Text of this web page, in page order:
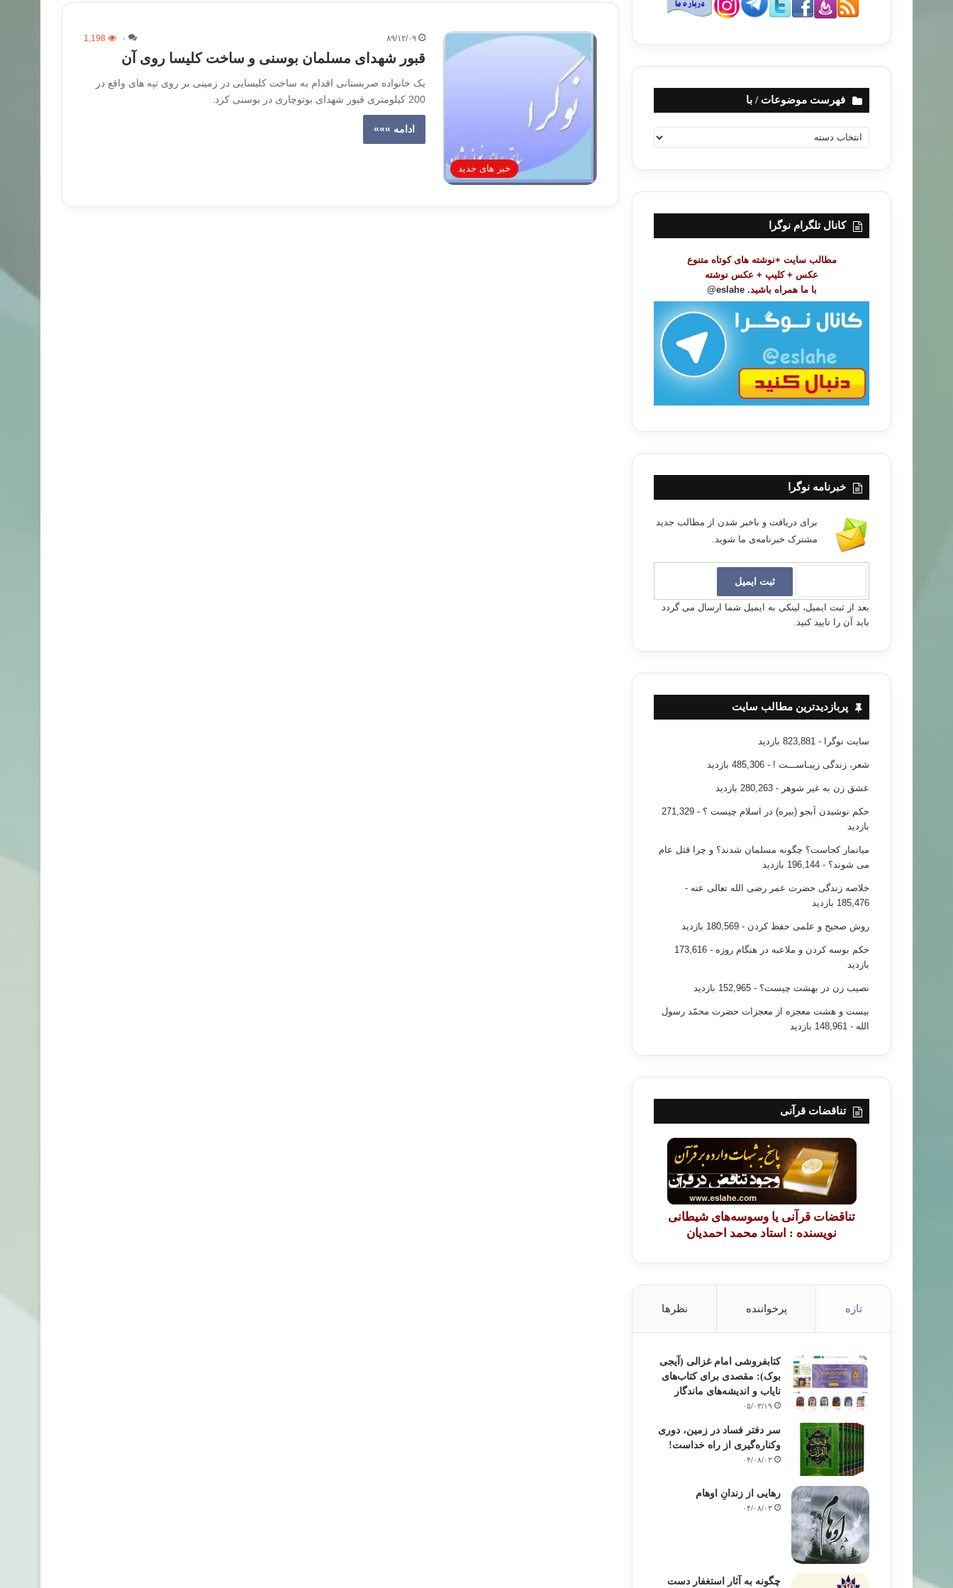
خبر های جدید
۸۹/۱۲/۰۹ ۰ 1,198
قبور شهدای مسلمان بوسنی و ساخت کلیسا روی آن
یک خانواده صربستانی اقدام به ساخت کلیسایی در زمینی بر روی تپه های واقع در
200 کیلومتری قبور شهدای بوتوچاری در بوسنی کرد.
ادامه »»»
فهرست موضوعات / با
ه
ت
ض
کانال تلگرام نوگرا
مطالب سایت +نوشته های کوتاه متنوع
عکس + کلیپ + عکس نوشته
با ما همراه باشید. eslahe@
خبرنامه نوگرا
برای دریافت و باخبر شدن از مطالب جدید
مشترک خبرنامه‌ی ما شوید.
بعد از ثبت ایمیل، لینکی به ایمیل شما ارسال می گردد
باید آن را تایید کنید.
پربازدیدترین مطالب سایت
سایت نوگرا - 823,881 بازدید
شعر، زندگی زیبـاســـت ! - 485,306 بازدید
عشق زن به غیر شوهر - 280,263 بازدید
حکم نوشیدن آبجو (بیره) در اسلام چیست ؟
- 271,329
بازدید
میانمار کجاست؟ چگونه مسلمان شدند؟ و چرا قتل عام
می شوند؟ - 196,144 بازدید
خلاصه زندگی حضرت عمر رضی الله تعالی عنه -
185,476 بازدید
روش صحیح و علمی حفظ کردن - 180,569 بازدید
حکم بوسه کردن و ملاعبه در هنگام روزه
- 173,616
بازدید
نصیب زن در بهشت چیست؟ - 152,965 بازدید
بیست و هشت معجزه از معجزات حضرت محمّد رسول
الله - 148,961 بازدید
تناقضات قرآنی
تناقضات قرآنی یا وسوسه‌های شیطانی
نویسنده : استاد محمد احمدیان
تازه پرخواننده نظرها
کتابفروشی امام غزالی (آیجی
بوک): مقصدی برای کتاب‌های
نایاب و اندیشه‌های ماندگار
۰۵/۰۳/۱۹
سر دفتر فساد در زمین‌، دوری
وکناره‌گیری از راه خداست‌!
۰۴/۰۸/۰۳
رهایی از زندانِ اوهام
۰۴/۰۸/۰۳
چگونه به آثار استغفار دست